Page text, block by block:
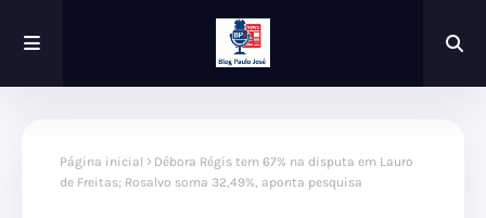
Página inicial
Débora Régis tem 67% na disputa em Lauro
de Freitas; Rosalvo soma 32,49%, aponta pesquisa